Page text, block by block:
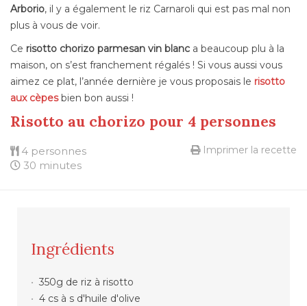
Arborio, il y a également le riz Carnaroli qui est pas mal non
plus à vous de voir.
Ce risotto chorizo parmesan vin blanc a beaucoup plu à la
maison, on s’est franchement régalés ! Si vous aussi vous
aimez ce plat, l’année dernière je vous proposais le risotto
aux cèpesbien bon aussi !
Risotto au chorizo pour 4 personnes
4 personnes
30 minutes
Imprimer la recette
Ingrédients
350g de riz à risotto
4 cs à s d'huile d'olive